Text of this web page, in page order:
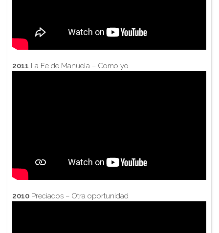
2011 La Fe de Manuela – Como yo
2010 Preciados – Otra oportunidad